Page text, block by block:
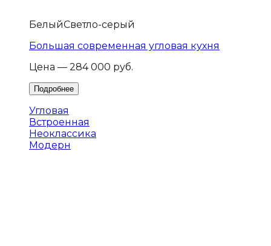
БелыйСветло-серый
Большая современная угловая кухня
Цена — 284 000 руб.
Угловая
Встроенная
Неоклассика
Модерн